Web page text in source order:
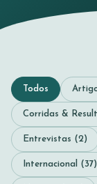
Todos
Corridas &
Entrevistas (2)
Internacional (37)